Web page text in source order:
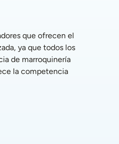
ya que todos los
de marroquinería
la competencia